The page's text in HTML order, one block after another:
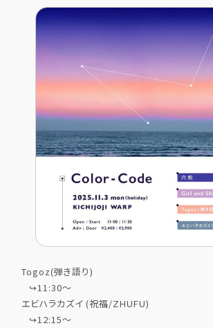
Togoz(弾き語り)
⠀↪︎11:30〜
エビハラカズイ (祝福/ZHUFU)
⠀↪︎12:15〜